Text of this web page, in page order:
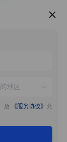
服务推荐
及 《服务协议》 允